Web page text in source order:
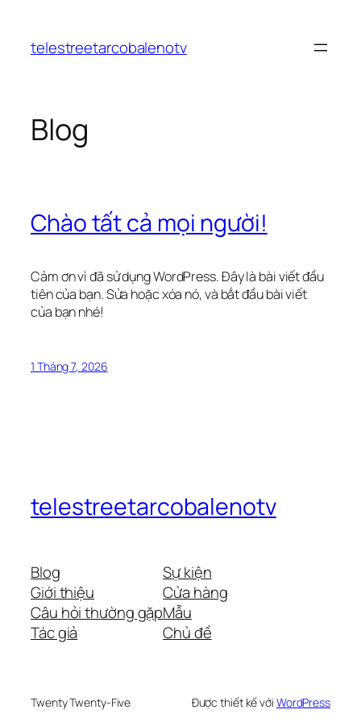
phầntelestreetarcobalenotv
Blog
Chào tất cả mọi người!
Cảm ơn vì đã sử dụng WordPress. Đây là bài viết đầu
tiên của bạn. Sửa hoặc xóa nó, và bắt đầu bài viết
của bạn nhé!
1 Tháng 7, 2026
telestreetarcobalenotv
Blog
Giới thiệu
Câu hỏi thường gặp
Tác giả
Sự kiện
Cửa hàng
Mẫu
Chủ đề
Twenty Twenty-Five Được thiết kế với WordPress